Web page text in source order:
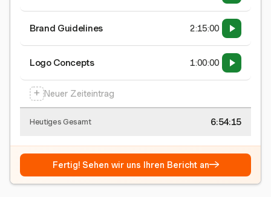
Brand Guidelines 2:15:00
Logo Concepts 1:00:00
+ Neuer Zeiteintrag
Heutiges Gesamt 6:54:15
Fertig! Sehen wir uns Ihren Bericht an→